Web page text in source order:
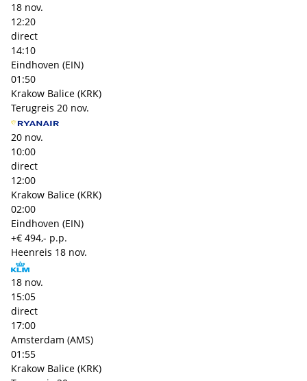
18 nov.
12:20
direct
14:10
Eindhoven (EIN)
01:50
Krakow Balice (KRK)
Terugreis 20 nov.
20 nov.
10:00
direct
12:00
Krakow Balice (KRK)
02:00
Eindhoven (EIN)
+€ 494,- p.p.
Heenreis 18 nov.
18 nov.
15:05
direct
17:00
Amsterdam (AMS)
01:55
Krakow Balice (KRK)